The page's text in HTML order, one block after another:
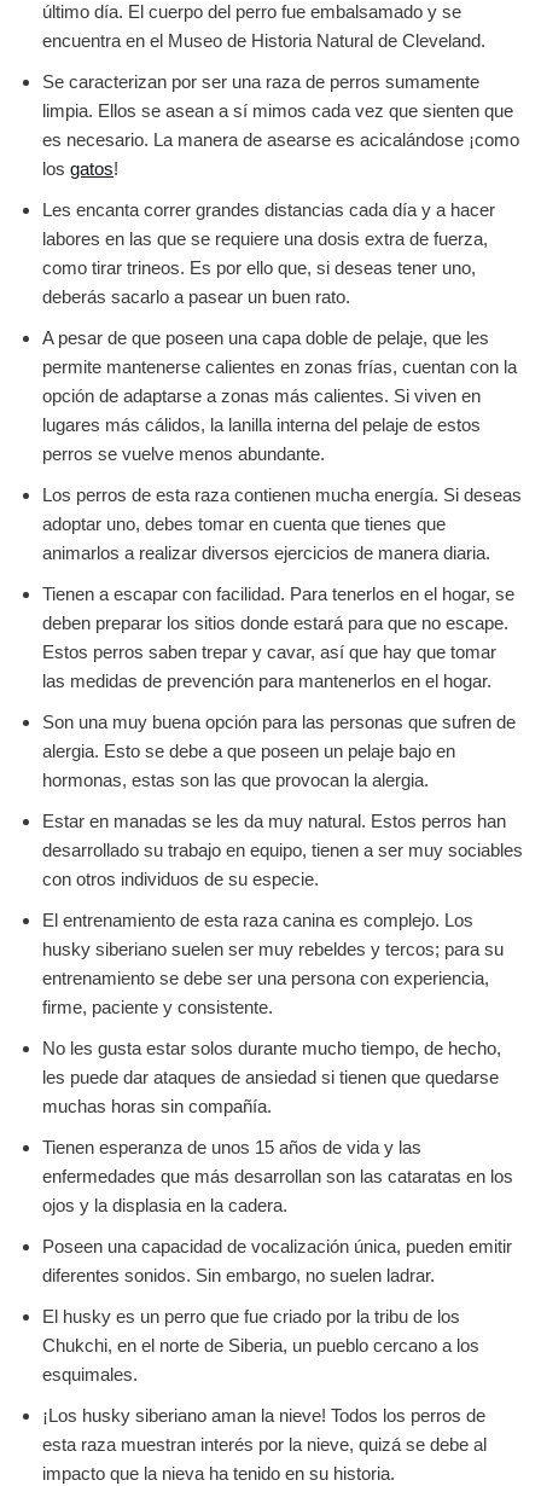
último día. El cuerpo del perro fue embalsamado y se
encuentra en el Museo de Historia Natural de Cleveland.
Se caracterizan por ser una raza de perros sumamente
limpia. Ellos se asean a sí mimos cada vez que sienten que
es necesario. La manera de asearse es acicalándose ¡como
los gatos!
Les encanta correr grandes distancias cada día y a hacer
labores en las que se requiere una dosis extra de fuerza,
como tirar trineos. Es por ello que, si deseas tener uno,
deberás sacarlo a pasear un buen rato.
A pesar de que poseen una capa doble de pelaje, que les
permite mantenerse calientes en zonas frías, cuentan con la
opción de adaptarse a zonas más calientes. Si viven en
lugares más cálidos, la lanilla interna del pelaje de estos
perros se vuelve menos abundante.
Los perros de esta raza contienen mucha energía. Si deseas
adoptar uno, debes tomar en cuenta que tienes que
animarlos a realizar diversos ejercicios de manera diaria.
Tienen a escapar con facilidad. Para tenerlos en el hogar, se
deben preparar los sitios donde estará para que no escape.
Estos perros saben trepar y cavar, así que hay que tomar
las medidas de prevención para mantenerlos en el hogar.
Son una muy buena opción para las personas que sufren de
alergia. Esto se debe a que poseen un pelaje bajo en
hormonas, estas son las que provocan la alergia.
Estar en manadas se les da muy natural. Estos perros han
desarrollado su trabajo en equipo, tienen a ser muy sociables
con otros individuos de su especie.
El entrenamiento de esta raza canina es complejo. Los
husky siberiano suelen ser muy rebeldes y tercos; para su
entrenamiento se debe ser una persona con experiencia,
firme, paciente y consistente.
No les gusta estar solos durante mucho tiempo, de hecho,
les puede dar ataques de ansiedad si tienen que quedarse
muchas horas sin compañía.
Tienen esperanza de unos 15 años de vida y las
enfermedades que más desarrollan son las cataratas en los
ojos y la displasia en la cadera.
Poseen una capacidad de vocalización única, pueden emitir
diferentes sonidos. Sin embargo, no suelen ladrar.
El husky es un perro que fue criado por la tribu de los
Chukchi, en el norte de Siberia, un pueblo cercano a los
esquimales.
¡Los husky siberiano aman la nieve! Todos los perros de
esta raza muestran interés por la nieve, quizá se debe al
impacto que la nieva ha tenido en su historia.